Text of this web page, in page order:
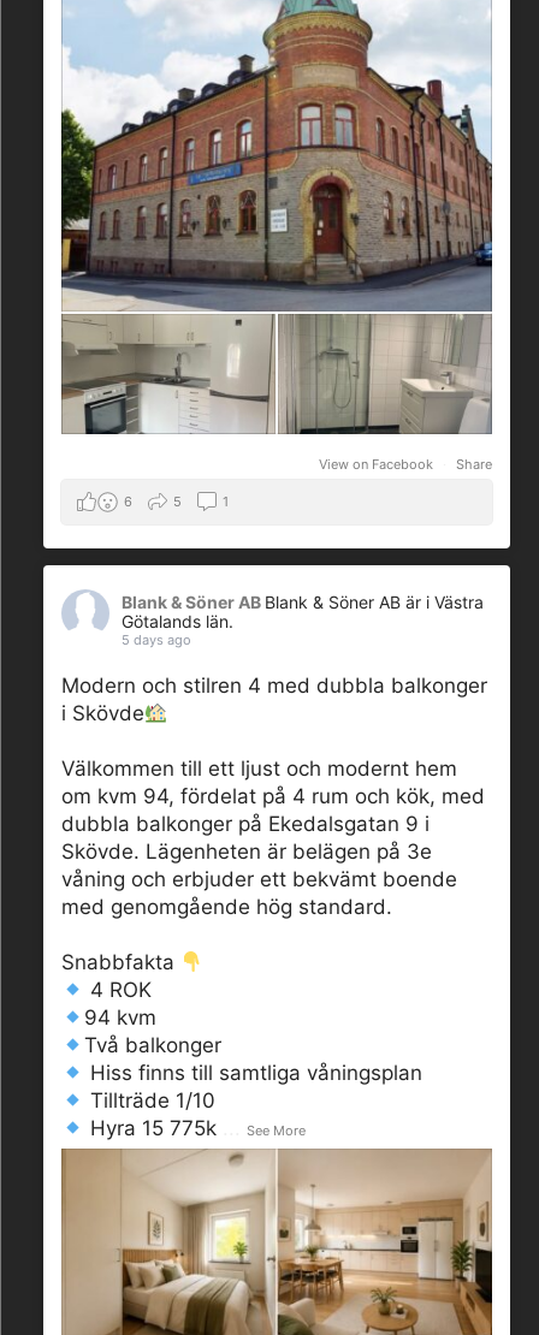
View on Facebook Share
6 5 1
Blank & Söner AB Blank & Söner AB är i Västra
Götalands län.
5 days ago
Modern och stilren 4 med dubbla balkonger
i Skövde
Välkommen till ett ljust och modernt hem
om kvm 94, fördelat på 4 rum och kök, med
dubbla balkonger på Ekedalsgatan 9 i
Skövde. Lägenheten är belägen på 3e
våning och erbjuder ett bekvämt boende
med genomgående hög standard.
Snabbfakta
4 ROK
94 kvm
Två balkonger
Hiss finns till samtliga våningsplan
Tillträde 1/10
Hyra 15 775k
...See More